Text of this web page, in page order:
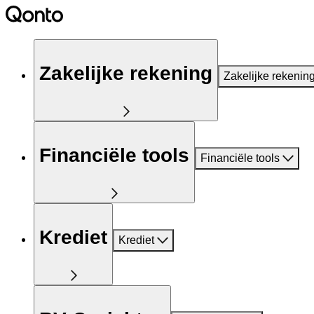
Zakelijke rekening Zakelijke
Financiële tools Financiële tools
Krediet Krediet